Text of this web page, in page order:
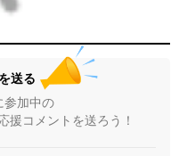
送る
参加中の
援コメントを送ろう！